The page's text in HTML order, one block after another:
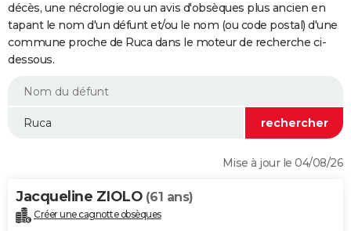
Retraite
Epargne
Immobilier
Risques naturels par ville
Assurance
AUTO
Essais
Réserver un essai
Citadines
Berlines
SUV
Forum auto
+
HIGH-TECH
BRICOLAGE
WEEK-END
Alimentation
Guide de la santé
Maladies
Médicaments
Sommeil
VOYAGE
décès, une nécrologie ou un avis d'obsèques plus ancien en
tapant le nom d'un défunt et/ou le nom (ou code postal) d'une
commune proche de Ruca dans le moteur de recherche ci-
dessous.
Mise à jour le 04/08/26
Jacqueline ZIOLO (61 ans)
Créer une cagnotte obsèques